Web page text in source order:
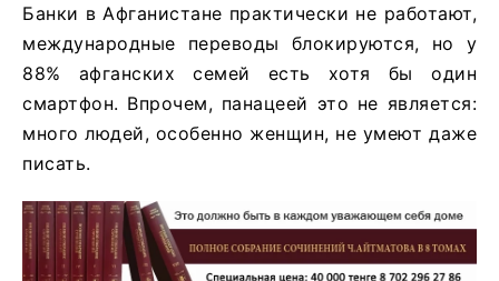
Банки в Афганистане практически не работают,
международные переводы блокируются, но у
88% афганских семей есть хотя бы один
смартфон. Впрочем, панацеей это не является:
много людей, особенно женщин, не умеют даже
писать.